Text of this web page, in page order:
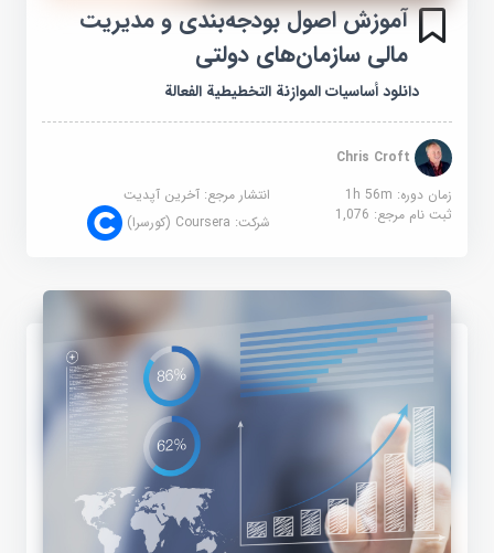
آموزش اصول بودجه‌بندی و مدیریت
مالی سازمان‌های دولتی
دانلود أساسيات الموازنة التخطيطية الفعالة
Chris Croft
زمان دوره: 1h 56m
انتشار مرجع:آخرین آپدیت
ثبت نام مرجع:1,076 شرکت:Coursera (کورسرا)